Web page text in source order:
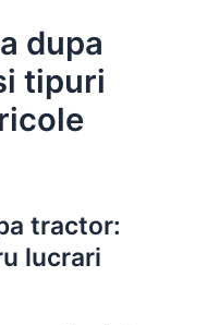
dupa
tipuri
tractor:
lucrari